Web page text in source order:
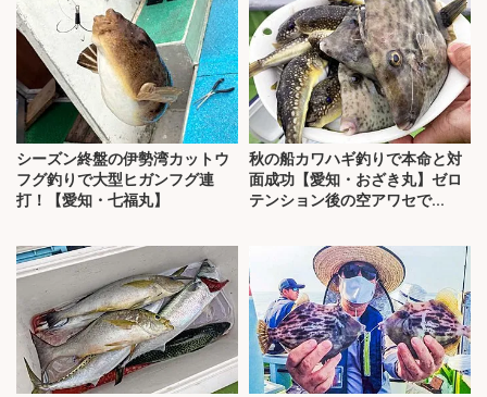
シーズン終盤の伊勢湾カットウ
フグ釣りで大型ヒガンフグ連
打！【愛知・七福丸】
秋の船カワハギ釣りで本命と対
面成功【愛知・おざき丸】ゼロ
テンション後の空アワセで...